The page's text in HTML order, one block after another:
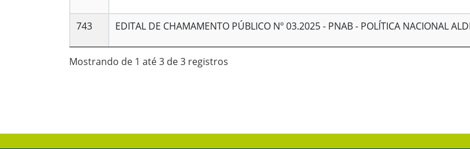
743 EDITAL DE CHAMAMENTO PÚBLICO Nº 03.2025 - PNAB - POLÍTICA NACIONAL
Mostrando de 1 até 3 de 3 registros